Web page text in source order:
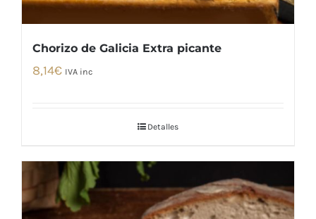
Chorizo de Galicia Extra picante
8,14€ IVA inc
Detalles